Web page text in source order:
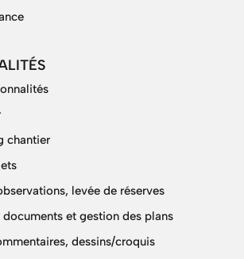
chantier
levée de réserves
et gestion des plans
dessins/croquis